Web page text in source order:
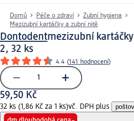
Domů Péče o zdraví
Zubní hygiena
Mezizubní kartáčky a zubní nitě
Dontodentmezizubní
2, 32 ks
4.4 (141 hodnocení)
59,50 Kč
32 ks (1,86 Kč za 1 ks)vč. DPH plus